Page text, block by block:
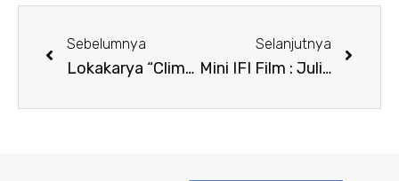
Sebelumnya
Lokakarya “Climate Fresk” Maret 2025
Selanjutnya
Mini IFI Film : Juliette au Printemps